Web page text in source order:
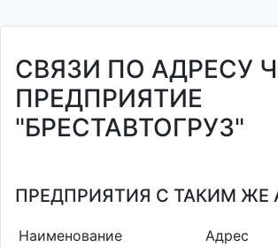
СВЯЗИ ПО АДРЕСУ
ПРЕДПРИЯТИЕ
"БРЕСТАВТОГРУЗ"
ПРЕДПРИЯТИЯ С ТАКИМ ЖЕ
Наименование Адрес